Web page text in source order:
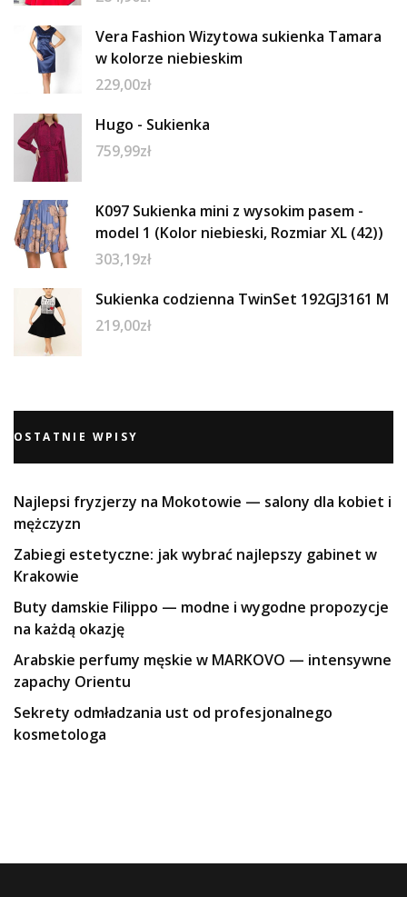
Vera Fashion Wizytowa sukienka Tamara
w kolorze niebieskim
229,00zł
Hugo - Sukienka
759,99zł
K097 Sukienka mini z wysokim pasem -
model 1 (Kolor niebieski, Rozmiar XL (42))
303,19zł
Sukienka codzienna TwinSet 192GJ3161 M
219,00zł
OSTATNIE WPISY
Najlepsi fryzjerzy na Mokotowie — salony dla kobiet i
mężczyzn
Zabiegi estetyczne: jak wybrać najlepszy gabinet w
Krakowie
Buty damskie Filippo — modne i wygodne propozycje
na każdą okazję
Arabskie perfumy męskie w MARKOVO — intensywne
zapachy Orientu
Sekrety odmładzania ust od profesjonalnego
kosmetologa